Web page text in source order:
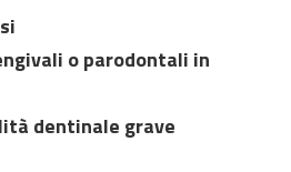
o parodontali in
dentinale grave